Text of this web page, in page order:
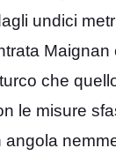
undici
Maignan
che
le misure